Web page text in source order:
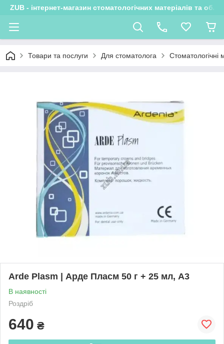
ZUB - інтернет-магазин стоматологічних матеріалів та
Товари та послуги Для стоматолога Стоматологічні
Arde Plasm | Арде Пласм 50 г + 25 мл, A3
В наявності
Роздріб
640 ₴